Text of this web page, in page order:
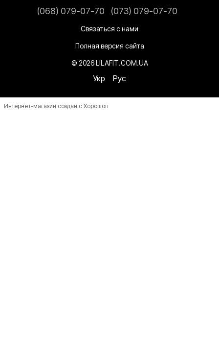
(068) 079-07-70 (073) 079-07-70
Связаться с нами
Полная версия сайта
© 2026 LILAFIT.COM.UA
Укр Рус
Интернет-магазин создан с Хорошоп